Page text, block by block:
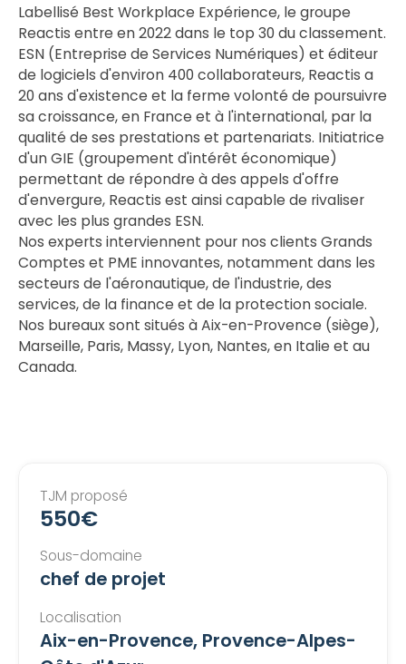
Labellisé Best Workplace Expérience, le groupe
Reactis entre en 2022 dans le top 30 du classement.
ESN (Entreprise de Services Numériques) et éditeur
de logiciels d'environ 400 collaborateurs, Reactis a
20 ans d'existence et la ferme volonté de poursuivre
sa croissance, en France et à l'international, par la
qualité de ses prestations et partenariats. Initiatrice
d'un GIE (groupement d'intérêt économique)
permettant de répondre à des appels d'offre
d'envergure, Reactis est ainsi capable de rivaliser
avec les plus grandes ESN.
Nos experts interviennent pour nos clients Grands
Comptes et PME innovantes, notamment dans les
secteurs de l'aéronautique, de l'industrie, des
services, de la finance et de la protection sociale.
Nos bureaux sont situés à Aix-en-Provence (siège),
Marseille, Paris, Massy, Lyon, Nantes, en Italie et au
Canada.
TJM proposé
550€
Sous-domaine
chef de projet
Localisation
Aix-en-Provence, Provence-Alpes-